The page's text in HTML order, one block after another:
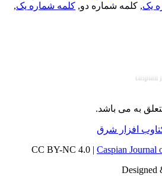
یک, کلمه شماره دو,کلمه شماره یک,
بهمی باشد.
افزار شرق
Caspian